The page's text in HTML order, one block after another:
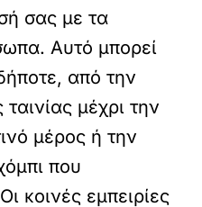
σας με τα
Αυτό μπορεί
από την
μέχρι την
μέρος ή την
που
κοινές εμπειρίες